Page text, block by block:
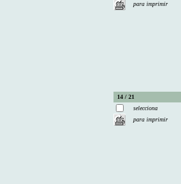
para imprimir
14 / 21
selecciona
para imprimir